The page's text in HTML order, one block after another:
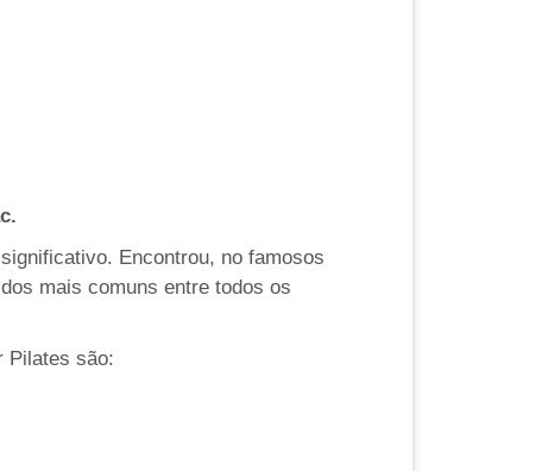
Encontrou, no famosos
mais comuns entre todos os
Pilates são: